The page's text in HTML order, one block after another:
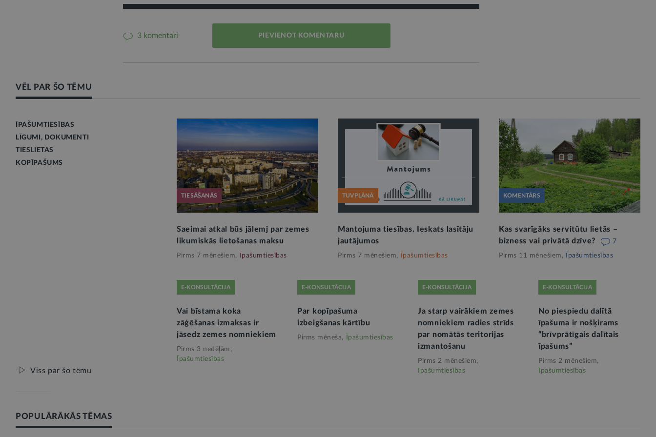
3 komentāri PIEVIENOT KOMENTĀRU
VĒL PAR ŠO TĒMU
ĪPAŠUMTIESĪBAS
LĪGUMI, DOKUMENTI
TIESLIETAS
KOPĪPAŠUMS
TIESĀŠANĀS
Saeimai atkal būs jālemj par zemes
likumiskās lietošanas maksu
Pirms 7 mēnešiem, Īpašumtiesības
TUVPLĀNĀ
Mantojuma tiesības. Ieskats lasītāju
jautājumos
Pirms 7 mēnešiem, Īpašumtiesības
KOMENTĀRS
Kas svarīgāks servitūtu lietās –
bizness vai privātā dzīve?
7
Pirms 11 mēnešiem, Īpašumtiesības
E-KONSULTĀCIJA
Vai bīstama koka
zāģēšanas izmaksas ir
jāsedz zemes nomniekiem
Pirms 3 nedēļām,
Īpašumtiesības
E-KONSULTĀCIJA
Par kopīpašuma
izbeigšanas kārtību
Pirms mēneša, Īpašumtiesības
E-KONSULTĀCIJA
Ja starp vairākiem zemes
nomniekiem radies strīds
par nomātās teritorijas
izmantošanu
Pirms 2 mēnešiem,
Īpašumtiesības
E-KONSULTĀCIJA
No piespiedu dalītā
īpašuma ir nošķirams
“brīvprātīgais dalītais
īpašums”
Pirms 2 mēnešiem,
Īpašumtiesības
Viss par šo tēmu
POPULĀRĀKĀS TĒMAS